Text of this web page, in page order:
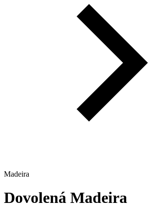
Madeira
Dovolená Madeira